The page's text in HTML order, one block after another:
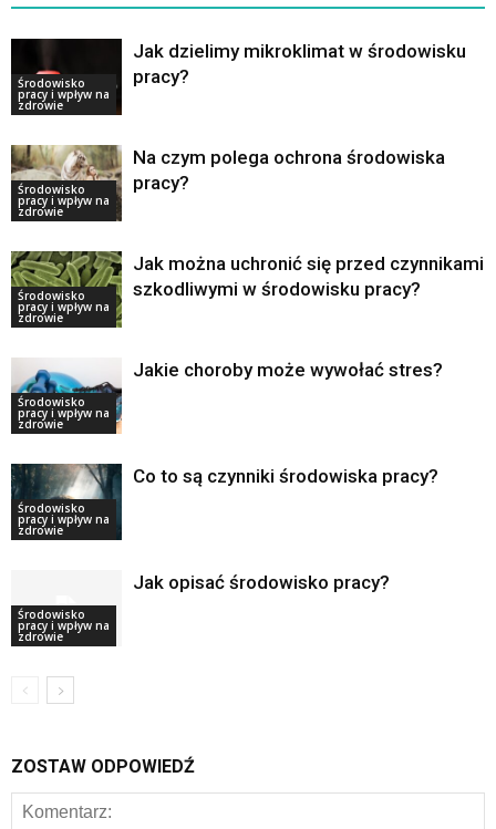
Środowisko
pracy i wpływ na
zdrowie
Jak dzielimy mikroklimat w środowisku
pracy?
Środowisko
pracy i wpływ na
zdrowie
Na czym polega ochrona środowiska
pracy?
Środowisko
pracy i wpływ na
zdrowie
Jak można uchronić się przed czynnikami
szkodliwymi w środowisku pracy?
Środowisko
pracy i wpływ na
zdrowie
Jakie choroby może wywołać stres?
Środowisko
pracy i wpływ na
zdrowie
Co to są czynniki środowiska pracy?
Środowisko
pracy i wpływ na
zdrowie
Jak opisać środowisko pracy?
ZOSTAW ODPOWIEDŹ